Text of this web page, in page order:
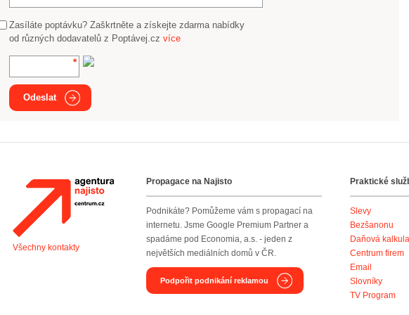
Zasíláte poptávku? Zaškrtněte a získejte zdarma nabídky
od různých dodavatelů z Poptávej.cz více
Odeslat
Agentura Najisto
Všechny kontakty
Propagace na Najisto
Podnikáte? Pomůžeme vám s propagací na
internetu. Jsme Google Premium Partner a
spadáme pod Economia, a.s. - jeden z
největších mediálních domů v ČR.
Podpořit podnikání reklamou
Praktické
Slevy
Bezšanonu
Daňová
Centrum firem
Email
Slovníky
TV Program